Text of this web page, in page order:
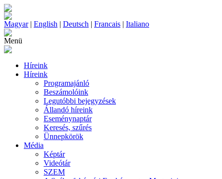
Magyar| English | Deutsch | Francais | Italiano
Menü
Híreink
Híreink
Programajánló
Beszámolóink
Legutóbbi bejegyzések
Állandó híreink
Eseménynaptár
Keresés, szűrés
Ünnepkörök
Média
Képtár
Videótár
SZEM